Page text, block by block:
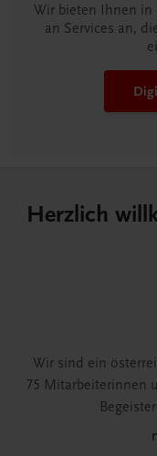
Wir bieten Ihnen in
an Services an,
Herzlich
Wir sind ein
75 Mitarbeiterinnen